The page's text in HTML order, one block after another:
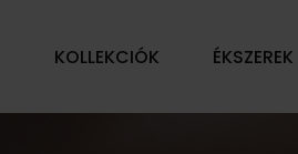
KOLLEKCIÓK ÉKSZEREK